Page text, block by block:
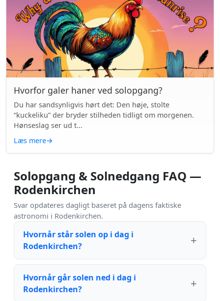
Hvorfor galer haner ved solopgang?
Du har sandsynligvis hørt det: Den høje, stolte
“kuckeliku” der bryder stilheden tidligt om morgenen.
Hønseslag ser ud t...
Læs mere→
Solopgang & Solnedgang FAQ —
Rodenkirchen
Svar opdateres dagligt baseret på dagens faktiske
astronomi i Rodenkirchen.
Hvornår står solen op i dag i
Rodenkirchen?
Hvornår går solen ned i dag i
Rodenkirchen?